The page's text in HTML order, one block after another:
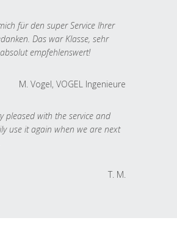
für den super Service Ihrer
Das war Klasse, sehr
empfehlenswert!
M. Vogel, VOGEL Ingenieure
pleased with the service and
use it again when we are next
T. M.